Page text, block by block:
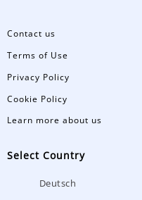
Contact us
Terms of Use
Privacy Policy
Cookie Policy
Learn more about us
Select Country
Deutsch